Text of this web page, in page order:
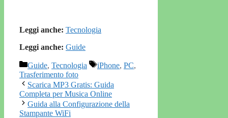
Leggi anche: Tecnologia
Leggi anche: Guide
Categorie
Guide, Tecnologia Tag
iPhone, PC,
Trasferimento foto
Scarica MP3 Gratis: Guida
Completa per Musica Online
Guida alla Configurazione della
Stampante WiFi